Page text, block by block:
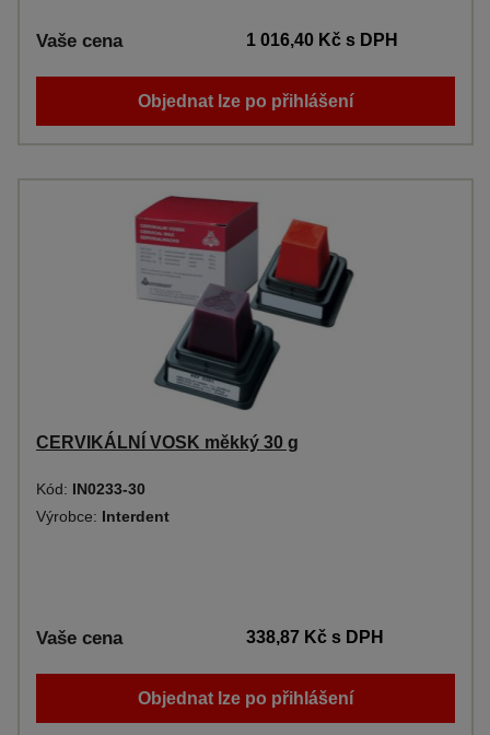
Vaše cena 1 016,40 Kčs DPH
Objednat lze po přihlášení
CERVIKÁLNÍ VOSK měkký 30 g
Kód: IN0233-30
Výrobce: Interdent
Vaše cena 338,87 Kčs DPH
Objednat lze po přihlášení